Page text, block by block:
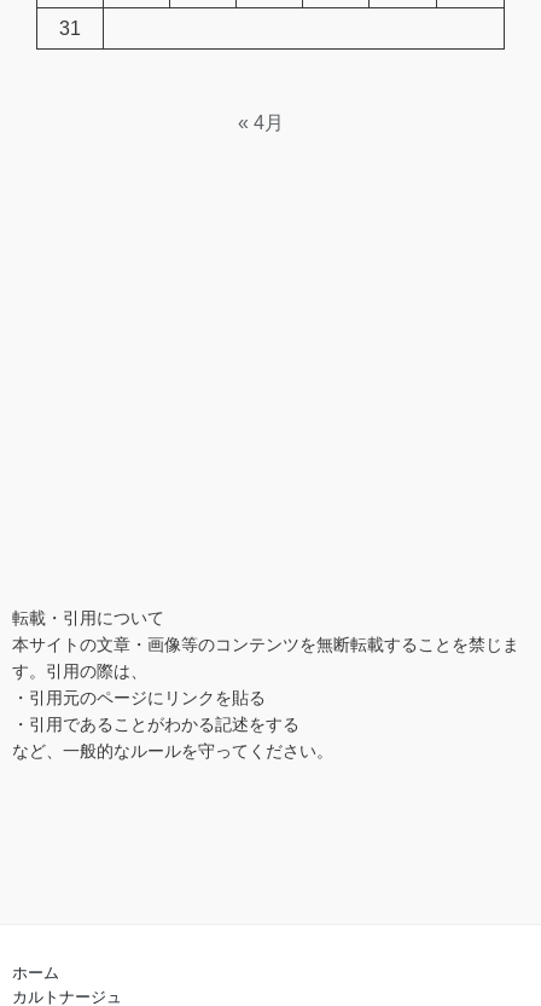
31
« 4月
転載・引用について
本サイトの文章・画像等のコンテンツを無断転載することを禁じま
す。引用の際は、
・引用元のページにリンクを貼る
・引用であることがわかる記述をする
など、一般的なルールを守ってください。
ホーム
カルトナージュ